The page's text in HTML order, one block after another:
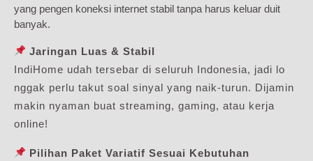
yang pengen koneksi internet stabil tanpa harus keluar duit
banyak.
Jaringan Luas & Stabil
IndiHome udah tersebar di seluruh Indonesia, jadi lo
nggak perlu takut soal sinyal yang naik-turun. Dijamin
makin nyaman buat streaming, gaming, atau kerja
online!
Pilihan Paket Variatif Sesuai Kebutuhan